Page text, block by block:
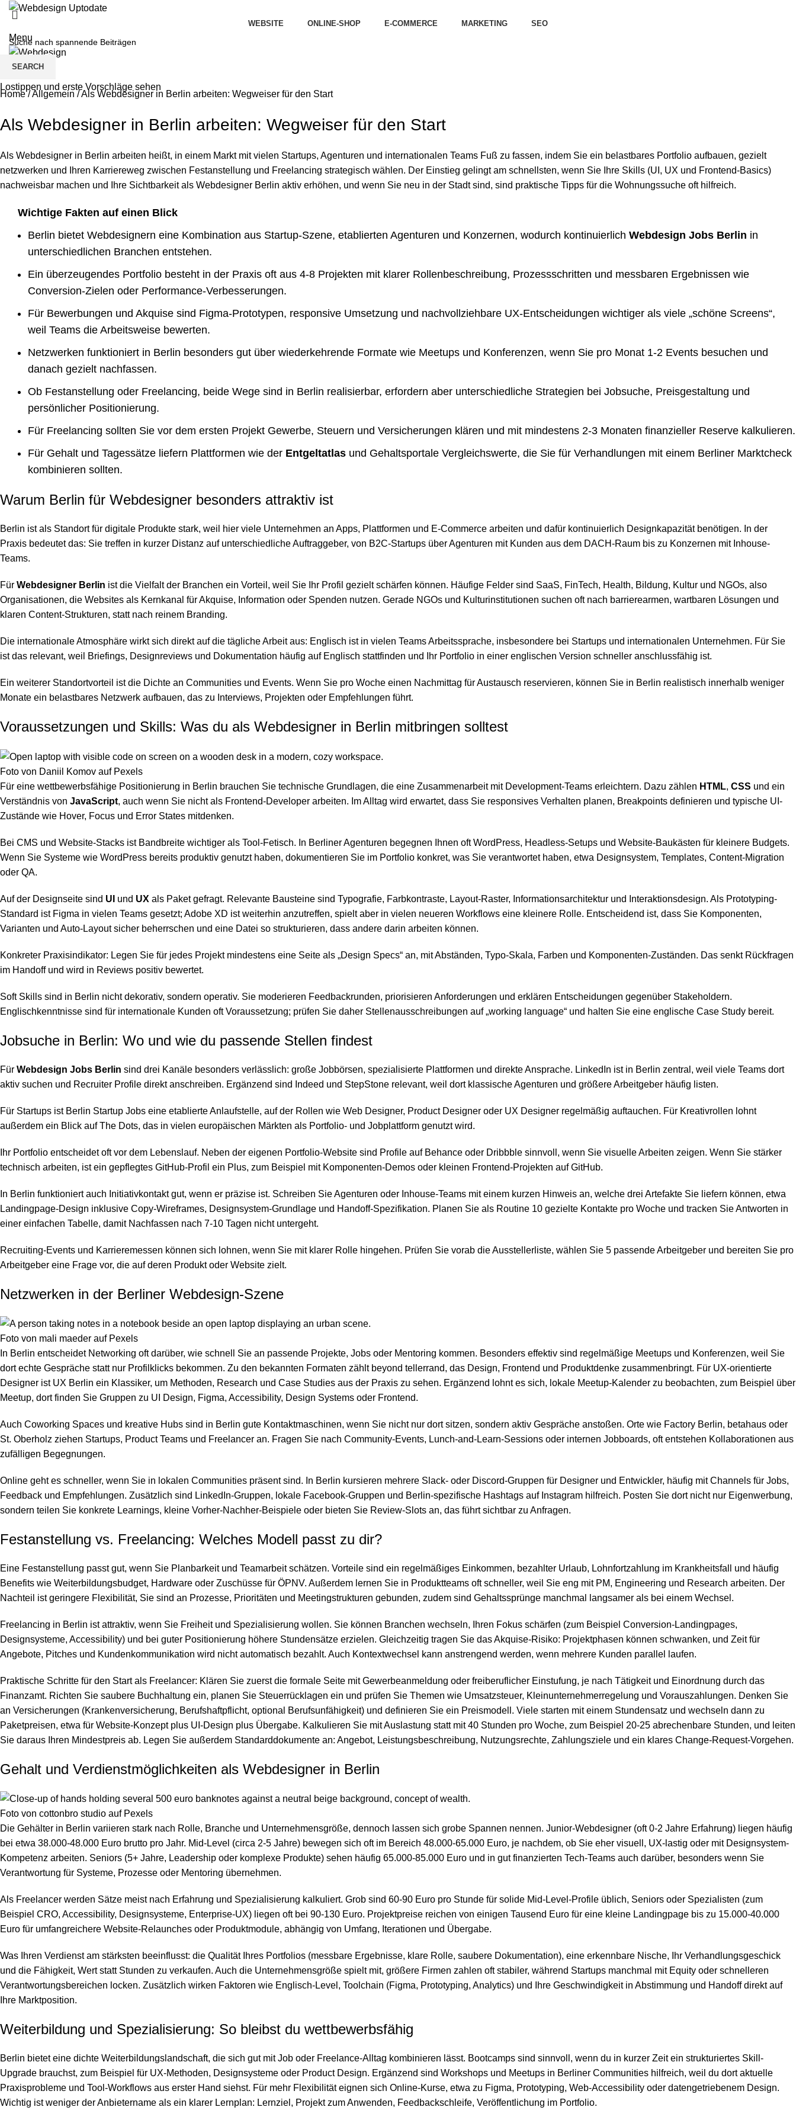
WEBSITE ONLINE-SHOP E-COMMERCE MARKETING SEO
Menu
Home/Allgemein /Als Webdesigner in Berlin arbeiten: Wegweiser für den Start
Als Webdesigner in Berlin arbeiten: Wegweiser für den Start
Als Webdesigner in Berlin arbeiten heißt, in einem Markt mit vielen Startups, Agenturen und internationalen Teams Fuß zu fassen, indem Sie ein belastbares Portfolio aufbauen, gezielt
netzwerken und Ihren Karriereweg zwischen Festanstellung und Freelancing strategisch wählen. Der Einstieg gelingt am schnellsten, wenn Sie Ihre Skills (UI, UX und Frontend-Basics)
nachweisbar machen und Ihre Sichtbarkeit als Webdesigner Berlin aktiv erhöhen, und wenn Sie neu in der Stadt sind, sind praktische Tipps für die Wohnungssuche oft hilfreich.
Wichtige Fakten auf einen Blick
Berlin bietet Webdesignern eine Kombination aus Startup-Szene, etablierten Agenturen und Konzernen, wodurch kontinuierlich Webdesign Jobs Berlin in
unterschiedlichen Branchen entstehen.
Ein überzeugendes Portfolio besteht in der Praxis oft aus 4-8 Projekten mit klarer Rollenbeschreibung, Prozessschritten und messbaren Ergebnissen wie
Conversion-Zielen oder Performance-Verbesserungen.
Für Bewerbungen und Akquise sind Figma-Prototypen, responsive Umsetzung und nachvollziehbare UX-Entscheidungen wichtiger als viele „schöne Screens“,
weil Teams die Arbeitsweise bewerten.
Netzwerken funktioniert in Berlin besonders gut über wiederkehrende Formate wie Meetups und Konferenzen, wenn Sie pro Monat 1-2 Events besuchen und
danach gezielt nachfassen.
Ob Festanstellung oder Freelancing, beide Wege sind in Berlin realisierbar, erfordern aber unterschiedliche Strategien bei Jobsuche, Preisgestaltung und
persönlicher Positionierung.
Für Freelancing sollten Sie vor dem ersten Projekt Gewerbe, Steuern und Versicherungen klären und mit mindestens 2-3 Monaten finanzieller Reserve kalkulieren.
Für Gehalt und Tagessätze liefern Plattformen wie der Entgeltatlas und Gehaltsportale Vergleichswerte, die Sie für Verhandlungen mit einem Berliner Marktcheck
kombinieren sollten.
Warum Berlin für Webdesigner besonders attraktiv ist
Berlin ist als Standort für digitale Produkte stark, weil hier viele Unternehmen an Apps, Plattformen und E-Commerce arbeiten und dafür kontinuierlich Designkapazität benötigen. In der
Praxis bedeutet das: Sie treffen in kurzer Distanz auf unterschiedliche Auftraggeber, von B2C-Startups über Agenturen mit Kunden aus dem DACH-Raum bis zu Konzernen mit Inhouse-
Teams.
Für Webdesigner Berlin ist die Vielfalt der Branchen ein Vorteil, weil Sie Ihr Profil gezielt schärfen können. Häufige Felder sind SaaS, FinTech, Health, Bildung, Kultur und NGOs, also
Organisationen, die Websites als Kernkanal für Akquise, Information oder Spenden nutzen. Gerade NGOs und Kulturinstitutionen suchen oft nach barrierearmen, wartbaren Lösungen und
klaren Content-Strukturen, statt nach reinem Branding.
Die internationale Atmosphäre wirkt sich direkt auf die tägliche Arbeit aus: Englisch ist in vielen Teams Arbeitssprache, insbesondere bei Startups und internationalen Unternehmen. Für Sie
ist das relevant, weil Briefings, Designreviews und Dokumentation häufig auf Englisch stattfinden und Ihr Portfolio in einer englischen Version schneller anschlussfähig ist.
Ein weiterer Standortvorteil ist die Dichte an Communities und Events. Wenn Sie pro Woche einen Nachmittag für Austausch reservieren, können Sie in Berlin realistisch innerhalb weniger
Monate ein belastbares Netzwerk aufbauen, das zu Interviews, Projekten oder Empfehlungen führt.
Voraussetzungen und Skills: Was du als Webdesigner in Berlin mitbringen solltest
Foto von Daniil Komov auf Pexels
Für eine wettbewerbsfähige Positionierung in Berlin brauchen Sie technische Grundlagen, die eine Zusammenarbeit mit Development-Teams erleichtern. Dazu zählen HTML, CSS und ein
Verständnis von JavaScript, auch wenn Sie nicht als Frontend-Developer arbeiten. Im Alltag wird erwartet, dass Sie responsives Verhalten planen, Breakpoints definieren und typische UI-
Zustände wie Hover, Focus und Error States mitdenken.
Bei CMS und Website-Stacks ist Bandbreite wichtiger als Tool-Fetisch. In Berliner Agenturen begegnen Ihnen oft WordPress, Headless-Setups und Website-Baukästen für kleinere Budgets.
Wenn Sie Systeme wie WordPress bereits produktiv genutzt haben, dokumentieren Sie im Portfolio konkret, was Sie verantwortet haben, etwa Designsystem, Templates, Content-Migration
oder QA.
Auf der Designseite sind UI und UX als Paket gefragt. Relevante Bausteine sind Typografie, Farbkontraste, Layout-Raster, Informationsarchitektur und Interaktionsdesign. Als Prototyping-
Standard ist Figma in vielen Teams gesetzt; Adobe XD ist weiterhin anzutreffen, spielt aber in vielen neueren Workflows eine kleinere Rolle. Entscheidend ist, dass Sie Komponenten,
Varianten und Auto-Layout sicher beherrschen und eine Datei so strukturieren, dass andere darin arbeiten können.
Konkreter Praxisindikator: Legen Sie für jedes Projekt mindestens eine Seite als „Design Specs“ an, mit Abständen, Typo-Skala, Farben und Komponenten-Zuständen. Das senkt Rückfragen
im Handoff und wird in Reviews positiv bewertet.
Soft Skills sind in Berlin nicht dekorativ, sondern operativ. Sie moderieren Feedbackrunden, priorisieren Anforderungen und erklären Entscheidungen gegenüber Stakeholdern.
Englischkenntnisse sind für internationale Kunden oft Voraussetzung; prüfen Sie daher Stellenausschreibungen auf „working language“ und halten Sie eine englische Case Study bereit.
Jobsuche in Berlin: Wo und wie du passende Stellen findest
Für Webdesign Jobs Berlin sind drei Kanäle besonders verlässlich: große Jobbörsen, spezialisierte Plattformen und direkte Ansprache. LinkedIn ist in Berlin zentral, weil viele Teams dort
aktiv suchen und Recruiter Profile direkt anschreiben. Ergänzend sind Indeed und StepStone relevant, weil dort klassische Agenturen und größere Arbeitgeber häufig listen.
Für Startups ist Berlin Startup Jobs eine etablierte Anlaufstelle, auf der Rollen wie Web Designer, Product Designer oder UX Designer regelmäßig auftauchen. Für Kreativrollen lohnt
außerdem ein Blick aufThe Dots, das in vielen europäischen Märkten als Portfolio- und Jobplattform genutzt wird.
Ihr Portfolio entscheidet oft vor dem Lebenslauf. Neben der eigenen Portfolio-Website sind Profile auf Behance oder Dribbble sinnvoll, wenn Sie visuelle Arbeiten zeigen. Wenn Sie stärker
technisch arbeiten, ist ein gepflegtes GitHub-Profil ein Plus, zum Beispiel mit Komponenten-Demos oder kleinen Frontend-Projekten auf GitHub.
In Berlin funktioniert auch Initiativkontakt gut, wenn er präzise ist. Schreiben Sie Agenturen oder Inhouse-Teams mit einem kurzen Hinweis an, welche drei Artefakte Sie liefern können, etwa
Landingpage-Design inklusive Copy-Wireframes, Designsystem-Grundlage und Handoff-Spezifikation. Planen Sie als Routine 10 gezielte Kontakte pro Woche und tracken Sie Antworten in
einer einfachen Tabelle, damit Nachfassen nach 7-10 Tagen nicht untergeht.
Recruiting-Events und Karrieremessen können sich lohnen, wenn Sie mit klarer Rolle hingehen. Prüfen Sie vorab die Ausstellerliste, wählen Sie 5 passende Arbeitgeber und bereiten Sie pro
Arbeitgeber eine Frage vor, die auf deren Produkt oder Website zielt.
Netzwerken in der Berliner Webdesign-Szene
Foto von mali maeder auf Pexels
In Berlin entscheidet Networking oft darüber, wie schnell Sie an passende Projekte, Jobs oder Mentoring kommen. Besonders effektiv sind regelmäßige Meetups und Konferenzen, weil Sie
dort echte Gespräche statt nur Profilklicks bekommen. Zu den bekannten Formaten zählt beyond tellerrand, das Design, Frontend und Produktdenke zusammenbringt. Für UX-orientierte
Designer ist UX Berlin ein Klassiker, um Methoden, Research und Case Studies aus der Praxis zu sehen. Ergänzend lohnt es sich, lokale Meetup-Kalender zu beobachten, zum Beispiel über
Meetup, dort finden Sie Gruppen zu UI Design, Figma, Accessibility, Design Systems oder Frontend.
Auch Coworking Spaces und kreative Hubs sind in Berlin gute Kontaktmaschinen, wenn Sie nicht nur dort sitzen, sondern aktiv Gespräche anstoßen. Orte wie Factory Berlin, betahaus oder
St. Oberholz ziehen Startups, Product Teams und Freelancer an. Fragen Sie nach Community-Events, Lunch-and-Learn-Sessions oder internen Jobboards, oft entstehen Kollaborationen aus
zufälligen Begegnungen.
Online geht es schneller, wenn Sie in lokalen Communities präsent sind. In Berlin kursieren mehrere Slack- oder Discord-Gruppen für Designer und Entwickler, häufig mit Channels für Jobs,
Feedback und Empfehlungen. Zusätzlich sind LinkedIn-Gruppen, lokale Facebook-Gruppen und Berlin-spezifische Hashtags auf Instagram hilfreich. Posten Sie dort nicht nur Eigenwerbung,
sondern teilen Sie konkrete Learnings, kleine Vorher-Nachher-Beispiele oder bieten Sie Review-Slots an, das führt sichtbar zu Anfragen.
Festanstellung vs. Freelancing: Welches Modell passt zu dir?
Eine Festanstellung passt gut, wenn Sie Planbarkeit und Teamarbeit schätzen. Vorteile sind ein regelmäßiges Einkommen, bezahlter Urlaub, Lohnfortzahlung im Krankheitsfall und häufig
Benefits wie Weiterbildungsbudget, Hardware oder Zuschüsse für ÖPNV. Außerdem lernen Sie in Produktteams oft schneller, weil Sie eng mit PM, Engineering und Research arbeiten. Der
Nachteil ist geringere Flexibilität, Sie sind an Prozesse, Prioritäten und Meetingstrukturen gebunden, zudem sind Gehaltssprünge manchmal langsamer als bei einem Wechsel.
Freelancing in Berlin ist attraktiv, wenn Sie Freiheit und Spezialisierung wollen. Sie können Branchen wechseln, Ihren Fokus schärfen (zum Beispiel Conversion-Landingpages,
Designsysteme, Accessibility) und bei guter Positionierung höhere Stundensätze erzielen. Gleichzeitig tragen Sie das Akquise-Risiko: Projektphasen können schwanken, und Zeit für
Angebote, Pitches und Kundenkommunikation wird nicht automatisch bezahlt. Auch Kontextwechsel kann anstrengend werden, wenn mehrere Kunden parallel laufen.
Praktische Schritte für den Start als Freelancer: Klären Sie zuerst die formale Seite mit Gewerbeanmeldung oder freiberuflicher Einstufung, je nach Tätigkeit und Einordnung durch das
Finanzamt. Richten Sie saubere Buchhaltung ein, planen Sie Steuerrücklagen ein und prüfen Sie Themen wie Umsatzsteuer, Kleinunternehmerregelung und Vorauszahlungen. Denken Sie
an Versicherungen (Krankenversicherung, Berufshaftpflicht, optional Berufsunfähigkeit) und definieren Sie ein Preismodell. Viele starten mit einem Stundensatz und wechseln dann zu
Paketpreisen, etwa für Website-Konzept plus UI-Design plus Übergabe. Kalkulieren Sie mit Auslastung statt mit 40 Stunden pro Woche, zum Beispiel 20-25 abrechenbare Stunden, und leiten
Sie daraus Ihren Mindestpreis ab. Legen Sie außerdem Standarddokumente an: Angebot, Leistungsbeschreibung, Nutzungsrechte, Zahlungsziele und ein klares Change-Request-Vorgehen.
Gehalt und Verdienstmöglichkeiten als Webdesigner in Berlin
Foto von cottonbro studio auf Pexels
Die Gehälter in Berlin variieren stark nach Rolle, Branche und Unternehmensgröße, dennoch lassen sich grobe Spannen nennen. Junior-Webdesigner (oft 0-2 Jahre Erfahrung) liegen häufig
bei etwa 38.000-48.000 Euro brutto pro Jahr. Mid-Level (circa 2-5 Jahre) bewegen sich oft im Bereich 48.000-65.000 Euro, je nachdem, ob Sie eher visuell, UX-lastig oder mit Designsystem-
Kompetenz arbeiten. Seniors (5+ Jahre, Leadership oder komplexe Produkte) sehen häufig 65.000-85.000 Euro und in gut finanzierten Tech-Teams auch darüber, besonders wenn Sie
Verantwortung für Systeme, Prozesse oder Mentoring übernehmen.
Als Freelancer werden Sätze meist nach Erfahrung und Spezialisierung kalkuliert. Grob sind 60-90 Euro pro Stunde für solide Mid-Level-Profile üblich, Seniors oder Spezialisten (zum
Beispiel CRO, Accessibility, Designsysteme, Enterprise-UX) liegen oft bei 90-130 Euro. Projektpreise reichen von einigen Tausend Euro für eine kleine Landingpage bis zu 15.000-40.000
Euro für umfangreichere Website-Relaunches oder Produktmodule, abhängig von Umfang, Iterationen und Übergabe.
Was Ihren Verdienst am stärksten beeinflusst: die Qualität Ihres Portfolios (messbare Ergebnisse, klare Rolle, saubere Dokumentation), eine erkennbare Nische, Ihr Verhandlungsgeschick
und die Fähigkeit, Wert statt Stunden zu verkaufen. Auch die Unternehmensgröße spielt mit, größere Firmen zahlen oft stabiler, während Startups manchmal mit Equity oder schnelleren
Verantwortungsbereichen locken. Zusätzlich wirken Faktoren wie Englisch-Level, Toolchain (Figma, Prototyping, Analytics) und Ihre Geschwindigkeit in Abstimmung und Handoff direkt auf
Ihre Marktposition.
Weiterbildung und Spezialisierung: So bleibst du wettbewerbsfähig
Berlin bietet eine dichte Weiterbildungslandschaft, die sich gut mit Job oder Freelance-Alltag kombinieren lässt. Bootcamps sind sinnvoll, wenn du in kurzer Zeit ein strukturiertes Skill-
Upgrade brauchst, zum Beispiel für UX-Methoden, Designsysteme oder Product Design. Ergänzend sind Workshops und Meetups in Berliner Communities hilfreich, weil du dort aktuelle
Praxisprobleme und Tool-Workflows aus erster Hand siehst. Für mehr Flexibilität eignen sich Online-Kurse, etwa zu Figma, Prototyping, Web-Accessibility oder datengetriebenem Design.
Wichtig ist weniger der Anbietername als ein klarer Lernplan: Lernziel, Projekt zum Anwenden, Feedbackschleife, Veröffentlichung im Portfolio.
SEARCH
Lostippen und erste Vorschläge sehen